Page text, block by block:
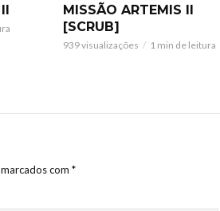
MISSÃO ARTEMIS II
[SCRUB]
939 visualizações 1 min de leitura
com *